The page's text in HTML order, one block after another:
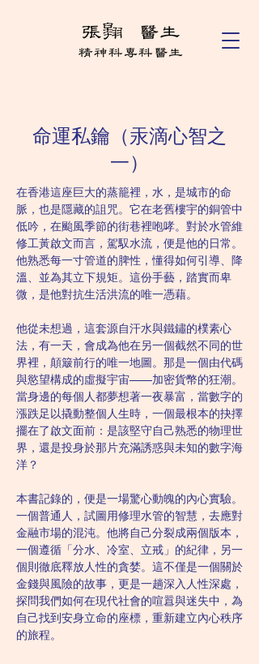
命運私鑰（汞滴心智之
一）
在香港這座巨大的蒸籠裡，水，是城市的命
脈，也是隱藏的詛咒。它在老舊樓宇的銅管中
低吟，在颱風季節的街巷裡咆哮。對於水管維
修工黃啟文而言，駕馭水流，便是他的日常。
他熟悉每一寸管道的脾性，懂得如何引導、降
溫、並為其立下規矩。這份手藝，踏實而卑
微，是他對抗生活洪流的唯一憑藉。
他從未想過，這套源自汗水與鐵鏽的樸素心
法，有一天，會成為他在另一個截然不同的世
界裡，顛簸前行的唯一地圖。那是一個由代碼
與慾望構成的虛擬宇宙——加密貨幣的狂潮。
當身邊的每個人都夢想著一夜暴富，當數字的
漲跌足以撬動整個人生時，一個最根本的抉擇
擺在了啟文面前：是該堅守自己熟悉的物理世
界，還是投身於那片充滿誘惑與未知的數字海
洋？
本書記錄的，便是一場驚心動魄的內心實驗。
一個普通人，試圖用修理水管的智慧，去應對
金融市場的混沌。他將自己分裂成兩個版本，
一個遵循「分水、冷室、立戒」的紀律，另一
個則徹底釋放人性的貪婪。這不僅是一個關於
金錢與風險的故事，更是一趟深入人性深處，
探問我們如何在現代社會的喧囂與迷失中，為
自己找到安身立命的座標，重新建立內心秩序
的旅程。